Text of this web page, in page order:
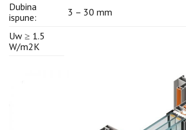
Dubina
ispune:
3 – 30 mm
Uw ≥ 1.5
W/m2K